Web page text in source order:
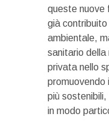
queste nuove
già contribuito
ambientale,
sanitario
privata nello
promuovendo
più
in modo